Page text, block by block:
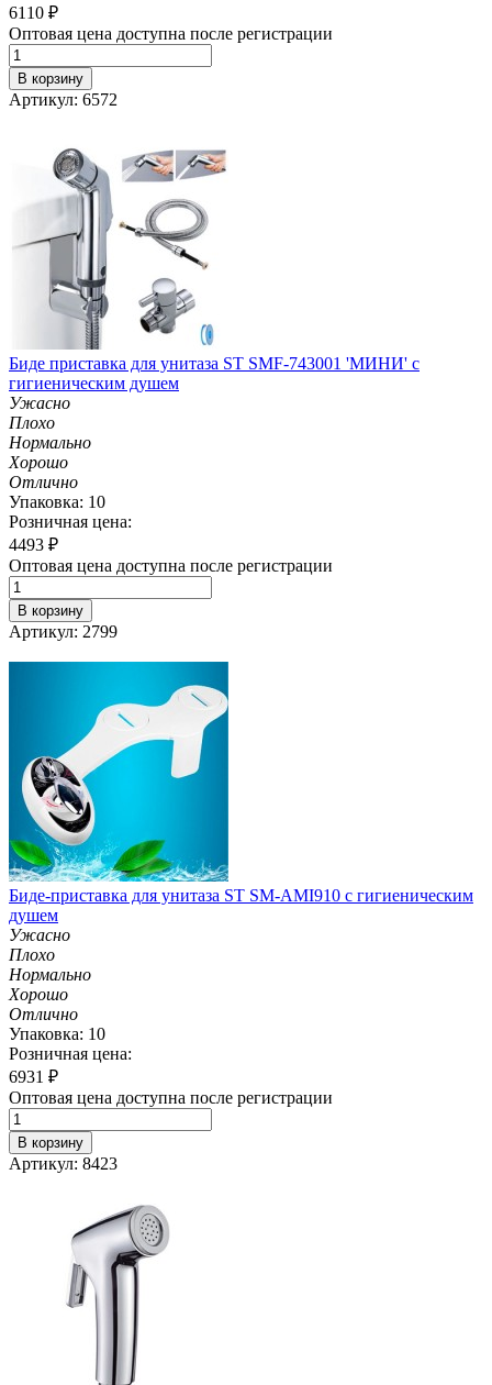
6110 ₽
Оптовая цена доступна после регистрации
В корзину
Артикул: 6572
Биде приставка для унитаза ST SMF-743001 'МИНИ' с
гигиеническим душем
Ужасно
Плохо
Нормально
Хорошо
Отлично
Упаковка: 10
Розничная цена:
4493 ₽
Оптовая цена доступна после регистрации
В корзину
Артикул: 2799
Биде-приставка для унитаза ST SM-AMI910 с гигиеническим
душем
Ужасно
Плохо
Нормально
Хорошо
Отлично
Упаковка: 10
Розничная цена:
6931 ₽
Оптовая цена доступна после регистрации
В корзину
Артикул: 8423